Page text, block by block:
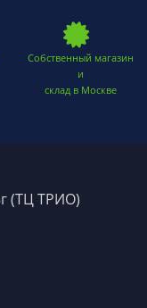
Собственный магазин
и
склад в Москве
(ТЦ ТРИО)